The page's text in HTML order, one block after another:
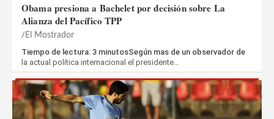
Obama presiona a Bachelet por decisión sobre La
Alianza del Pacífico TPP
El Mostrador
Tiempo de lectura: 3 minutosSegún mas de un observador de
la actual política internacional el presidente…